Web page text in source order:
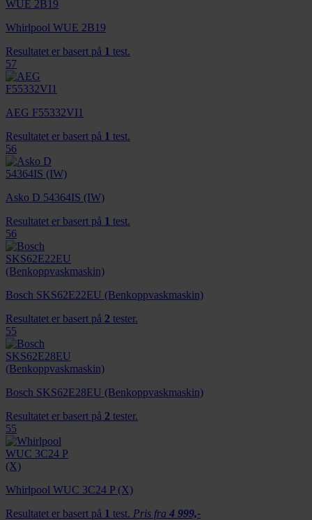
Whirlpool WUE 2B19
Resultatet er basert på 1 test.
57
AEG F55332VI1
Resultatet er basert på 1 test.
56
Asko D 54364IS (IW)
Resultatet er basert på 1 test.
56
Bosch SKS62E22EU (Benkoppvaskmaskin)
Resultatet er basert på 2 tester.
55
Bosch SKS62E28EU (Benkoppvaskmaskin)
Resultatet er basert på 2 tester.
55
Whirlpool WUC 3C24 P (X)
Resultatet er basert på 1 test. Pris fra 4 999,-